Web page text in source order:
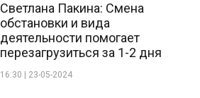
Светлана Пакина: Смена
обстановки и вида
деятельности помогает
перезагрузиться за 1-2 дня
16:30 | 23-05-2024